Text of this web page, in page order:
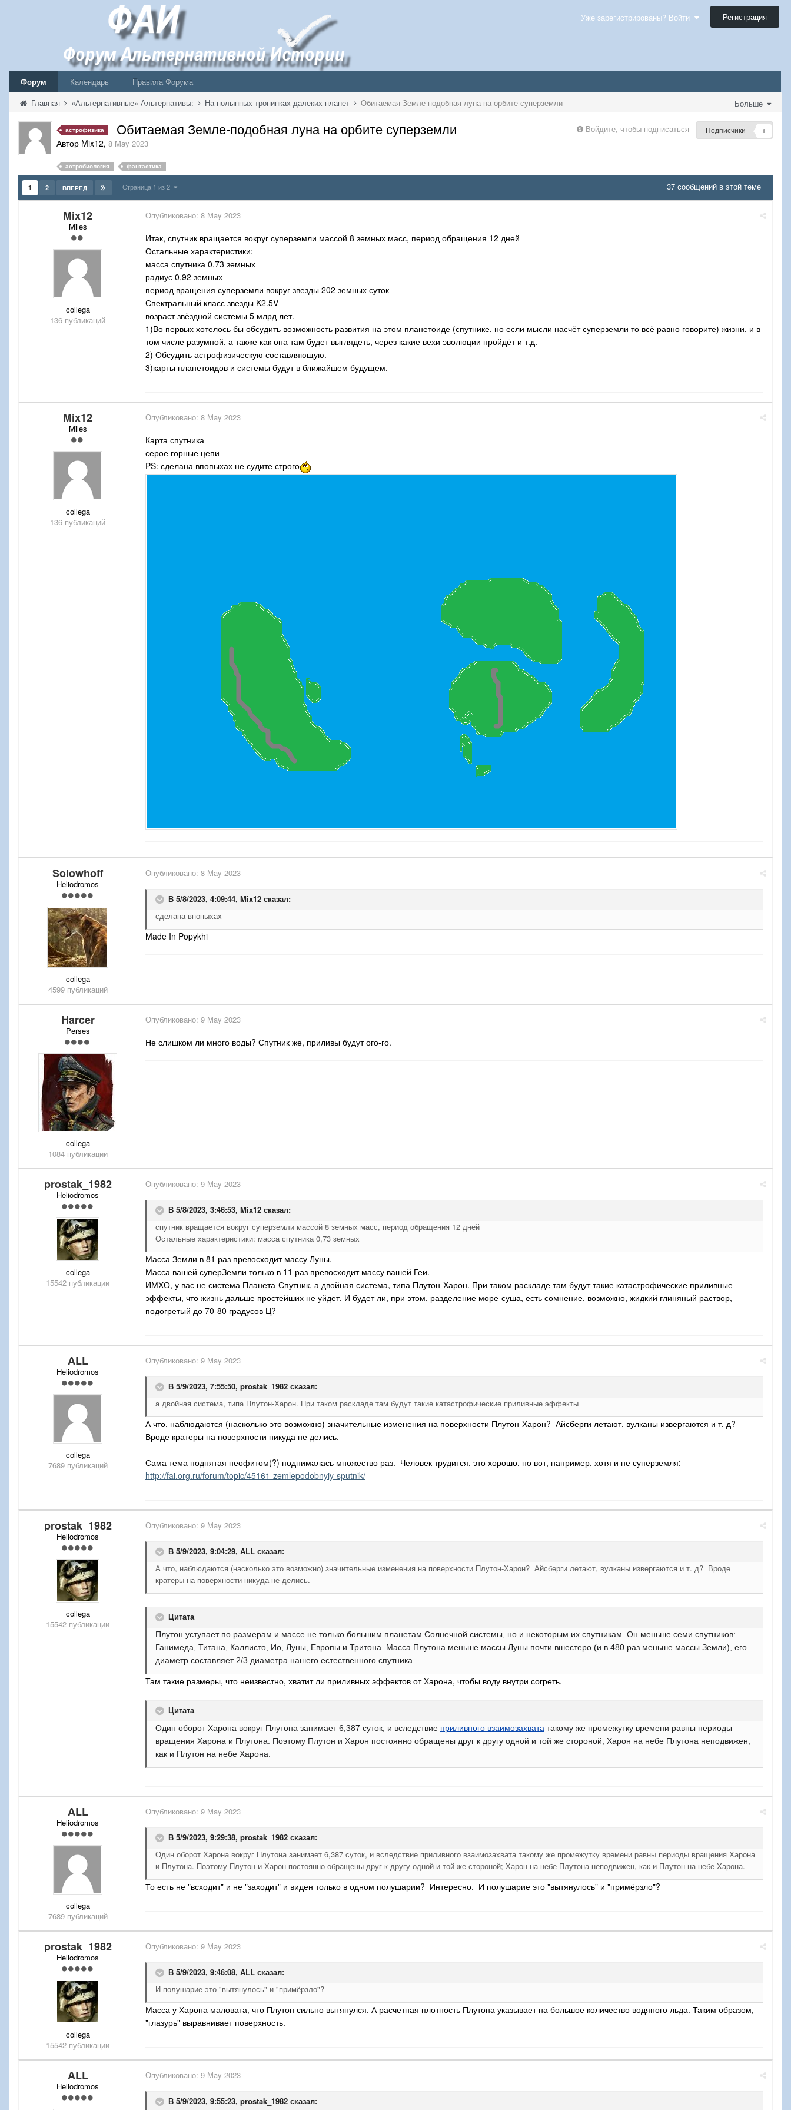
Уже зарегистрированы? Войти Регистрация
Форум Календарь
Правила Форума
Больше
Главная «Альтернативные» Альтернативы: На полынных тропинках далеких планет Обитаемая Земле-подобная луна на орбите суперземли
Войдите, чтобы подписаться Подписчики 1
астрофизика Обитаемая Земле-подобная луна на орбите суперземли
Автор Mix12, 8 May 2023
астробиология фантастика
37 сообщений в этой теме
1 2 ВПЕРЁД Страница 1 из 2
Mix12
Miles
collega
136 публикаций
Опубликовано: 8 May 2023
Итак, спутник вращается вокруг суперземли массой 8 земных масс, период обращения 12 дней
Остальные характеристики:
масса спутника 0,73 земных
радиус 0,92 земных
период вращения суперземли вокруг звезды 202 земных суток
Спектральный класс звезды K2.5V
возраст звёздной системы 5 млрд лет.
1)Во первых хотелось бы обсудить возможность развития на этом планетоиде (спутнике, но если мысли насчёт суперземли то всё равно говорите) жизни, и в
том числе разумной, а также как она там будет выглядеть, через какие вехи эволюции пройдёт и т.д.
2) Обсудить астрофизическую составляющую.
3)карты планетоидов и системы будут в ближайшем будущем.
Mix12
Miles
collega
136 публикаций
Опубликовано: 8 May 2023
Карта спутника
серое горные цепи
PS: сделана впопыхах не судите строго
Solowhoff
Heliodromos
collega
4599 публикаций
Опубликовано: 8 May 2023
В 5/8/2023, 4:09:44, Mix12 сказал:
сделана впопыхах
Made In Popykhi
Harcer
Perses
collega
1084 публикации
Опубликовано: 9 May 2023
Не слишком ли много воды? Спутник же, приливы будут ого-го.
prostak_1982
Heliodromos
collega
15542 публикации
Опубликовано: 9 May 2023
В 5/8/2023, 3:46:53, Mix12 сказал:
спутник вращается вокруг суперземли массой 8 земных масс, период обращения 12 дней
Остальные характеристики: масса спутника 0,73 земных
Масса Земли в 81 раз превосходит массу Луны.
Масса вашей суперЗемли только в 11 раз превосходит массу вашей Геи.
ИМХО, у вас не система Планета-Спутник, а двойная система, типа Плутон-Харон. При таком раскладе там будут такие катастрофические приливные
эффекты, что жизнь дальше простейших не уйдет. И будет ли, при этом, разделение море-суша, есть сомнение, возможно, жидкий глиняный раствор,
подогретый до 70-80 градусов Ц?
ALL
Heliodromos
collega
7689 публикаций
Опубликовано: 9 May 2023
В 5/9/2023, 7:55:50, prostak_1982 сказал:
а двойная система, типа Плутон-Харон. При таком раскладе там будут такие катастрофические приливные эффекты
А что, наблюдаются (насколько это возможно) значительные изменения на поверхности Плутон-Харон? Айсберги летают, вулканы извергаются и т. д?
Вроде кратеры на поверхности никуда не делись.
Сама тема поднятая неофитом(?) поднималась множество раз. Человек трудится, это хорошо, но вот, например, хотя и не суперземля:
http://fai.org.ru/forum/topic/45161-zemlepodobnyiy-sputnik/
prostak_1982
Heliodromos
collega
15542 публикации
Опубликовано: 9 May 2023
В 5/9/2023, 9:04:29, ALL сказал:
А что, наблюдаются (насколько это возможно) значительные изменения на поверхности Плутон-Харон? Айсберги летают, вулканы извергаются и т. д? Вроде
кратеры на поверхности никуда не делись.
Цитата
Плутон уступает по размерам и массе не только большим планетам Солнечной системы, но и некоторым их спутникам. Он меньше семи спутников:
Ганимеда, Титана, Каллисто, Ио, Луны, Европы и Тритона. Масса Плутона меньше массы Луны почти вшестеро (и в 480 раз меньше массы Земли), его
диаметр составляет 2/3 диаметра нашего естественного спутника.
Там такие размеры, что неизвестно, хватит ли приливных эффектов от Харона, чтобы воду внутри согреть.
Цитата
Один оборот Харона вокруг Плутона занимает6,387 суток , и вследствие приливного взаимозахвата такому же промежутку времени равны периоды
вращения Харона и Плутона. Поэтому Плутон и Харон постоянно обращены друг к другу одной и той же стороной; Харон на небе Плутона неподвижен,
как и Плутон на небе Харона.
ALL
Heliodromos
collega
7689 публикаций
Опубликовано: 9 May 2023
В 5/9/2023, 9:29:38, prostak_1982 сказал:
Один оборот Харона вокруг Плутона занимает 6,387 суток, и вследствие приливного взаимозахвата такому же промежутку времени равны периоды вращения Харона
и Плутона. Поэтому Плутон и Харон постоянно обращены друг к другу одной и той же стороной; Харон на небе Плутона неподвижен, как и Плутон на небе Харона.
То есть не "всходит" и не "заходит" и виден только в одном полушарии? Интересно. И полушарие это "вытянулось" и "примёрзло"?
prostak_1982
Heliodromos
collega
15542 публикации
Опубликовано: 9 May 2023
В 5/9/2023, 9:46:08, ALL сказал:
И полушарие это "вытянулось" и "примёрзло"?
Масса у Харона маловата, что Плутон сильно вытянулся. А расчетная плотность Плутона указывает на большое количество водяного льда. Таким образом,
"глазурь" выравнивает поверхность.
ALL
Heliodromos
Опубликовано: 9 May 2023
В 5/9/2023, 9:55:23, prostak_1982 сказал: